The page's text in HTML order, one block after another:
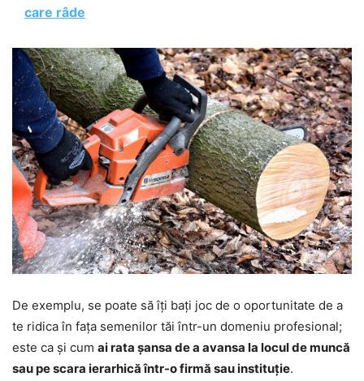
care râde
De exemplu, se poate să îți bați joc de o oportunitate de a
te ridica în fața semenilor tăi într-un domeniu profesional;
este ca și cum ai rata șansa de a avansa la locul de muncă
sau pe scara ierarhică într-o firmă sau instituție.